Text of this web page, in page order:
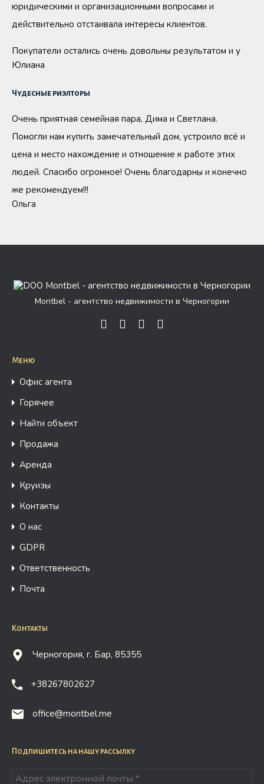
юридическими и организационными вопросами и
действительно отстаивала интересы клиентов.
Покупатели остались очень довольны результатом и у
Юлиана
Чудесные риэлторы
Очень приятная семейная пара, Дима и Светлана.
Помогли нам купить замечательный дом, устроило всё и
цена и место нахождение и отношение к работе этих
людей. Спасибо огромное! Очень благодарны и конечно
же рекомендуем!!!
Ольга
Montbel - агентство недвижимости в Черногории
Меню
Офис агента
Горячее
Найти объект
Продажа
Аренда
Круизы
Контакты
О нас
GDPR
Ответственность
Почта
Контакты
Черногория, г. Бар, 85355
+38267802627
office@montbel.me
Подпишитесь на нашу рассылку